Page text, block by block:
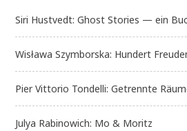
Siri Hustvedt: Ghost Stories — ein
Wisława Szymborska: Hundert
Pier Vittorio Tondelli: Getrennte
Julya Rabinowich: Mo & Moritz